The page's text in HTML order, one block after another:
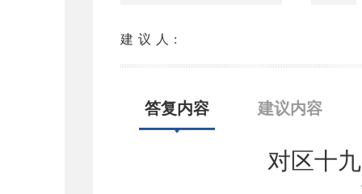
建议人:
答复内容 建议内容
对区十